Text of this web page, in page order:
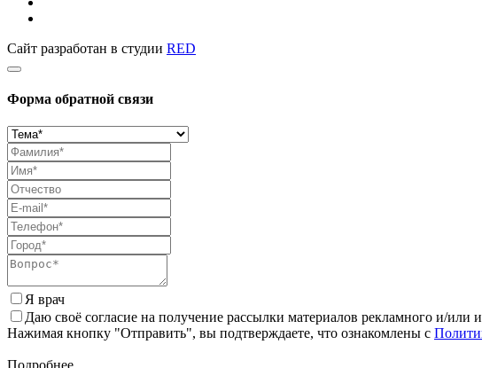
Сайт разработан в студии RED
Форма обратной связи
Я врач
Даю своё согласие на получение рассылки материалов рекламного и/
Нажимая кнопку "Отправить", вы подтверждаете, что ознакомлены с